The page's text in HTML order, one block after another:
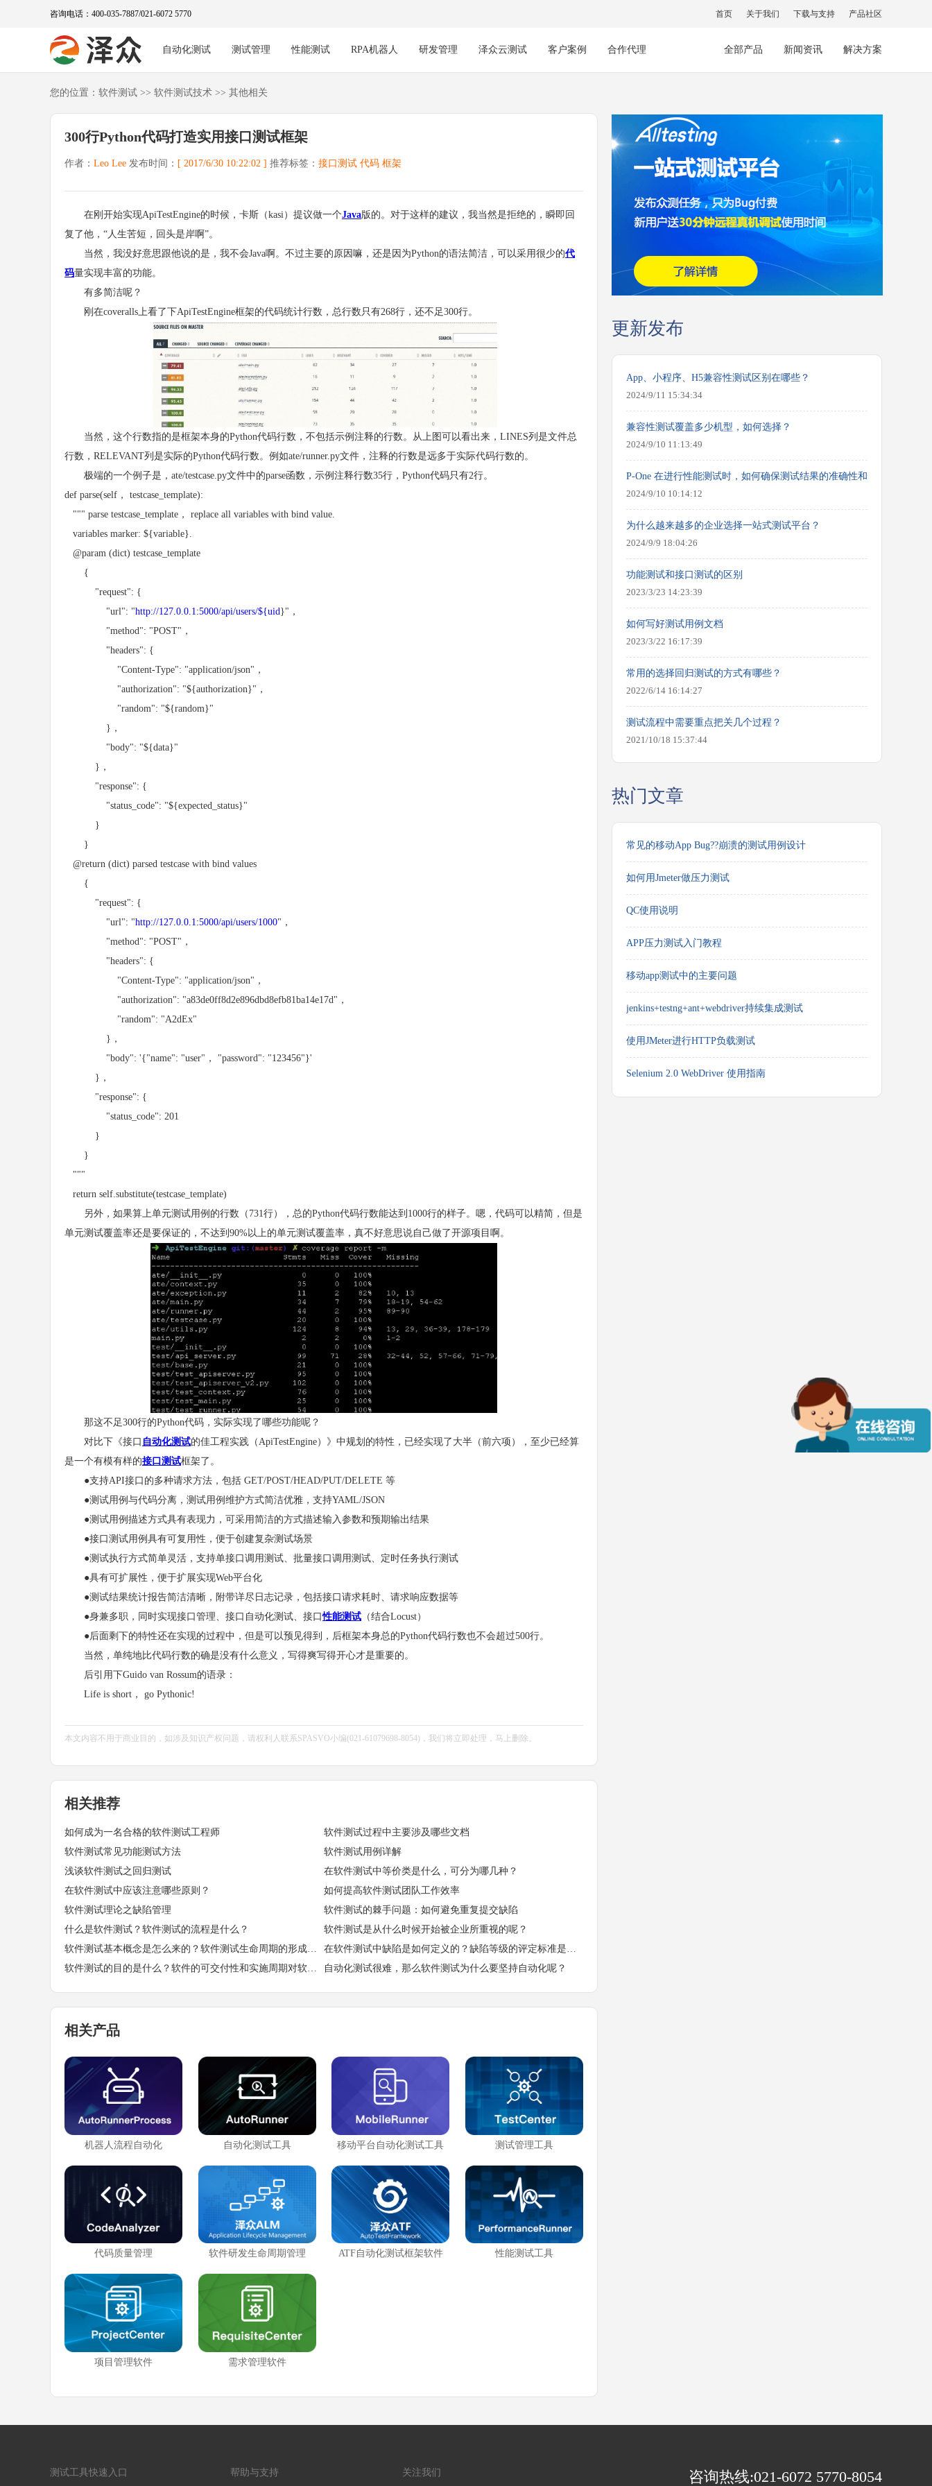
咨询电话：400-035-7887/021-6072 5770 首页 关于我们 下载与支持 产品社区
自动化测试 测试管理 性能测试 RPA机器人 研发管理 泽众云测试 客户案例 合作代理 全部产品 新闻资讯 解决方案
您的位置： 软件测试 >> 软件测试技术 >> 其他相关
300行Python代码打造实用接口测试框架
作者： Leo Lee 发布时间： [ 2017/6/30 10:22:02 ] 推荐标签： 接口测试 代码 框架
在刚开始实现ApiTestEngine的时候，卡斯（kasi）提议做一个Java版的。对于这样的建议，我当然是拒绝的，瞬即回
复了他，“人生苦短，回头是岸啊”。
当然，我没好意思跟他说的是，我不会Java啊。不过主要的原因嘛，还是因为Python的语法简洁，可以采用很少的代
码量实现丰富的功能。
有多简洁呢？
刚在coveralls上看了下ApiTestEngine框架的代码统计行数，总行数只有268行，还不足300行。
当然，这个行数指的是框架本身的Python代码行数，不包括示例注释的行数。从上图可以看出来，LINES列是文件总
行数，RELEVANT列是实际的Python代码行数。例如ate/runner.py文件，注释的行数是远多于实际代码行数的。
极端的一个例子是，ate/testcase.py文件中的parse函数，示例注释行数35行，Python代码只有2行。
def parse(self， testcase_template):
""" parse testcase_template， replace all variables with bind value.
variables marker: ${variable}.
@param (dict) testcase_template
{
"request": {
"url": "http://127.0.0.1:5000/api/users/${uid}"，
"method": "POST"，
"headers": {
"Content-Type": "application/json"，
"authorization": "${authorization}"，
"random": "${random}"
}，
"body": "${data}"
}，
"response": {
"status_code": "${expected_status}"
}
}
@return (dict) parsed testcase with bind values
{
"request": {
"url": "http://127.0.0.1:5000/api/users/1000"，
"method": "POST"，
"headers": {
"Content-Type": "application/json"，
"authorization": "a83de0ff8d2e896dbd8efb81ba14e17d"，
"random": "A2dEx"
}，
"body": '{"name": "user"， "password": "123456"}'
}，
"response": {
"status_code": 201
}
}
"""
return self.substitute(testcase_template)
另外，如果算上单元测试用例的行数（731行），总的Python代码行数能达到1000行的样子。嗯，代码可以精简，但是
单元测试覆盖率还是要保证的，不达到90%以上的单元测试覆盖率，真不好意思说自己做了开源项目啊。
那这不足300行的Python代码，实际实现了哪些功能呢？
对比下《接口 自动化测试的佳工程实践（ApiTestEngine）》中规划的特性，已经实现了大半（前六项），至少已经算
是一个有模有样的接口测试框架了。
●支持API接口的多种请求方法，包括 GET/POST/HEAD/PUT/DELETE 等
●测试用例与代码分离，测试用例维护方式简洁优雅，支持YAML/JSON
●测试用例描述方式具有表现力，可采用简洁的方式描述输入参数和预期输出结果
●接口测试用例具有可复用性，便于创建复杂测试场景
●测试执行方式简单灵活，支持单接口调用测试、批量接口调用测试、定时任务执行测试
●具有可扩展性，便于扩展实现Web平台化
●测试结果统计报告简洁清晰，附带详尽日志记录，包括接口请求耗时、请求响应数据等
●身兼多职，同时实现接口管理、接口自动化测试、接口性能测试 （结合Locust）
●后面剩下的特性还在实现的过程中，但是可以预见得到，后框架本身总的Python代码行数也不会超过500行。
当然，单纯地比代码行数的确是没有什么意义，写得爽写得开心才是重要的。
后引用下Guido van Rossum的语录：
Life is short， go Pythonic!
本文内容不用于商业目的，如涉及知识产权问题，请权利人联系SPASVO小编(021-61079698-8054)，我们将立即处理，马上删除。
相关推荐
如何成为一名合格的软件测试工程师
软件测试过程中主要涉及哪些文档
软件测试常见功能测试方法
软件测试用例详解
浅谈软件测试之回归测试
在软件测试中等价类是什么，可分为哪几种？
在软件测试中应该注意哪些原则？
如何提高软件测试团队工作效率
软件测试理论之缺陷管理
软件测试的棘手问题：如何避免重复提交缺陷
什么是软件测试？软件测试的流程是什么？
软件测试是从什么时候开始被企业所重视的呢？
软件测试基本概念是怎么来的？软件测试生命周期的形成历经了什么？
在软件测试中缺陷是如何定义的？缺陷等级的评定标准是什么？
软件测试的目的是什么？软件的可交付性和实施周期对软件测试有影响吗？
自动化测试很难，那么软件测试为什么要坚持自动化呢？
相关产品
机器人流程自动化 自动化测试工具 移动平台自动化测试工具 测试管理工具
代码质量管理 软件研发生命周期管理 ATF自动化测试框架软件 性能测试工具
项目管理软件 需求管理软件
更新发布
App、小程序、H5兼容性测试区别在哪些？
2024/9/11 15:34:34
兼容性测试覆盖多少机型，如何选择？
2024/9/10 11:13:49
P-One 在进行性能测试时，如何确保测试结果的准确性和可靠性？
2024/9/10 10:14:12
为什么越来越多的企业选择一站式测试平台？
2024/9/9 18:04:26
功能测试和接口测试的区别
2023/3/23 14:23:39
如何写好测试用例文档
2023/3/22 16:17:39
常用的选择回归测试的方式有哪些？
2022/6/14 16:14:27
测试流程中需要重点把关几个过程？
2021/10/18 15:37:44
热门文章
常见的移动App Bug??崩溃的测试用例设计
如何用Jmeter做压力测试
QC使用说明
APP压力测试入门教程
移动app测试中的主要问题
jenkins+testng+ant+webdriver持续集成测试
使用JMeter进行HTTP负载测试
Selenium 2.0 WebDriver 使用指南
测试工具快速入口 帮助与支持 关注我们 咨询热线:021-6072 5770-8054